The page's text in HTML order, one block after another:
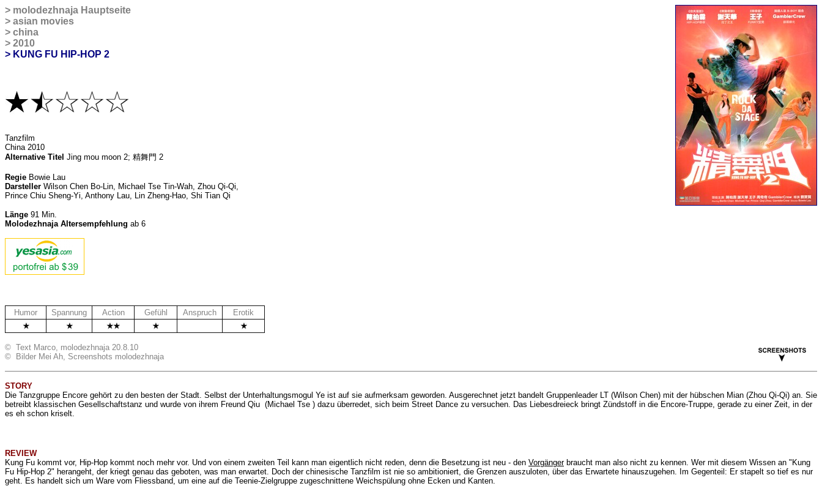
> molodezhnaja Hauptseite
> asian movies
> china
> 2010
> KUNG FU HIP-HOP 2
Tanzfilm
China 2010
Alternative Titel Jing mou moon 2; 精舞門 2
Regie Bowie Lau
Darsteller Wilson Chen Bo-Lin, Michael Tse Tin-Wah, Zhou Qi-Qi,
Prince Chiu Sheng-Yi, Anthony Lau, Lin Zheng-Hao, Shi Tian Qi
Länge 91 Min.
Molodezhnaja Altersempfehlung ab 6
Humor Spannung Action Gefühl Anspruch
Erotik
© Text Marco, molodezhnaja 20.8.10
© Bilder Mei Ah, Screenshots molodezhnaja
STORY
Die Tanzgruppe Encore gehört zu den besten der Stadt. Selbst der Unterhaltungsmogul Ye ist auf sie aufmerksam geworden. Ausgerechnet jetzt bandelt Gruppenleader LT (Wilson Chen) mit der hübschen Mian (Zhou Qi-Qi) an. Sie
betreibt klassischen Gesellschaftstanz und wurde von ihrem Freund Qiu (Michael Tse ) dazu überredet, sich beim Street Dance zu versuchen. Das Liebesdreieck bringt Zündstoff in die Encore-Truppe, gerade zu einer Zeit, in der
es eh schon kriselt.
REVIEW
Kung Fu kommt vor, Hip-Hop kommt noch mehr vor. Und von einem zweiten Teil kann man eigentlich nicht reden, denn die Besetzung ist neu - den Vorgängerbraucht man also nicht zu kennen. Wer mit diesem Wissen an "Kung
Fu Hip-Hop 2" herangeht, der kriegt genau das geboten, was man erwartet. Doch der chinesische Tanzfilm ist nie so ambitioniert, die Grenzen auszuloten, über das Erwartete hinauszugehen. Im Gegenteil: Er stapelt so tief es nur
geht. Es handelt sich um Ware vom Fliessband, um eine auf die Teenie-Zielgruppe zugeschnittene Weichspülung ohne Ecken und Kanten.